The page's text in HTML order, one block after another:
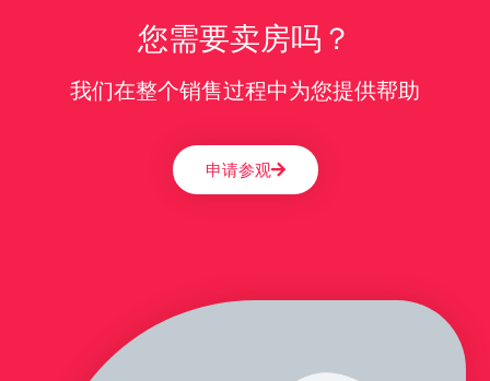
您需要卖房吗？
我们在整个销售过程中为您提供帮助
申请参观